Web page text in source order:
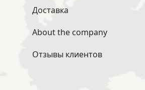
Доставка
About the company
Отзывы клиентов